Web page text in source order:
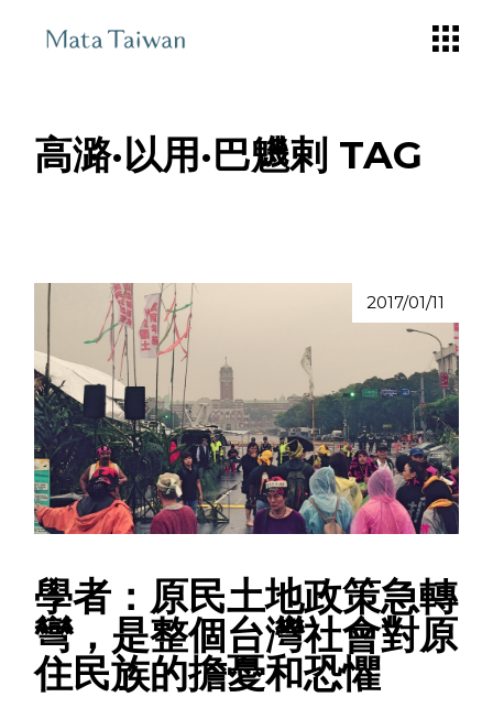
高潞·以用·巴魕剌 TAG
2017/01/11
學者：原民土地政策急轉
彎，是整個台灣社會對原
住民族的擔憂和恐懼